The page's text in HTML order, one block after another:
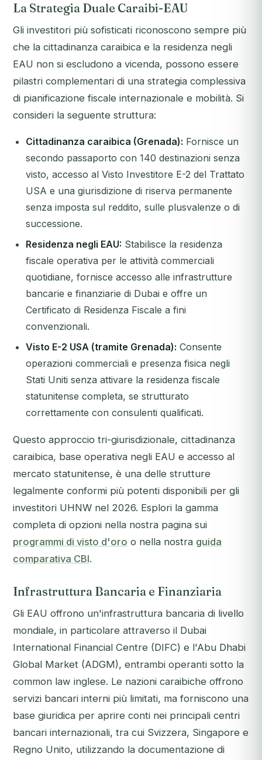
La Strategia Duale Caraibi-EAU
Gli investitori più sofisticati riconoscono sempre più
che la cittadinanza caraibica e la residenza negli
EAU non si escludono a vicenda, possono essere
pilastri complementari di una strategia complessiva
di pianificazione fiscale internazionale e mobilità. Si
consideri la seguente struttura:
Cittadinanza caraibica (Grenada): Fornisce un
secondo passaporto con 140 destinazioni senza
visto, accesso al Visto Investitore E-2 del Trattato
USA e una giurisdizione di riserva permanente
senza imposta sul reddito, sulle plusvalenze o di
successione.
Residenza negli EAU: Stabilisce la residenza
fiscale operativa per le attività commerciali
quotidiane, fornisce accesso alle infrastrutture
bancarie e finanziarie di Dubai e offre un
Certificato di Residenza Fiscale a fini
convenzionali.
Visto E-2 USA (tramite Grenada): Consente
operazioni commerciali e presenza fisica negli
Stati Uniti senza attivare la residenza fiscale
statunitense completa, se strutturato
correttamente con consulenti qualificati.
Questo approccio tri-giurisdizionale, cittadinanza
caraibica, base operativa negli EAU e accesso al
mercato statunitense, è una delle strutture
legalmente conformi più potenti disponibili per gli
investitori UHNW nel 2026. Esplori la gamma
completa di opzioni nella nostra pagina sui
programmi di visto d'oro o nella nostra guida
comparativa CBI.
Infrastruttura Bancaria e Finanziaria
Gli EAU offrono un'infrastruttura bancaria di livello
mondiale, in particolare attraverso il Dubai
International Financial Centre (DIFC) e l'Abu Dhabi
Global Market (ADGM), entrambi operanti sotto la
common law inglese. Le nazioni caraibiche offrono
servizi bancari interni più limitati, ma forniscono una
base giuridica per aprire conti nei principali centri
bancari internazionali, tra cui Svizzera, Singapore e
Regno Unito, utilizzando la documentazione di